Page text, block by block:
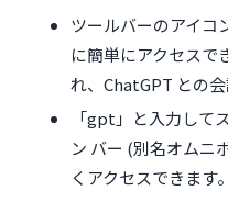
ツールバーのアイコ
に簡単にアクセスで
れ、ChatGPT との会
「gpt」と入力して
ン バー (別名オムニ
くアクセスできます。